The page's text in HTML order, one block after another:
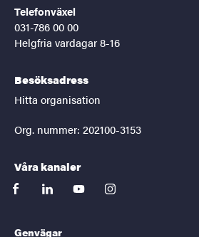
Telefonväxel
031-786 00 00
Helgfria vardagar 8-16
Besöksadress
Hitta organisation
Org. nummer: 202100-3153
Våra kanaler
facebooklinkedinyoutubeinstagram
Genvägar